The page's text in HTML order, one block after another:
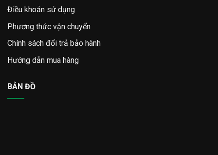
Điều khoản sử dụng
Phương thức vận chuyển
Chính sách đổi trả bảo hành
Hướng dẫn mua hàng
BẢN ĐỒ